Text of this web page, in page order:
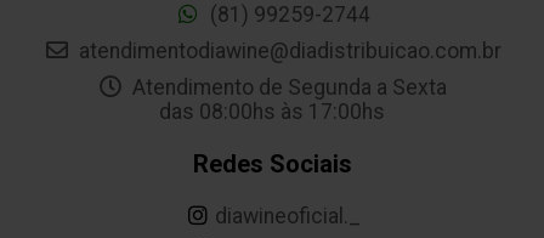
(81) 99259-2744
atendimentodiawine@diadistribuicao.com.br
Atendimento de Segunda a Sexta
das 08:00hs às 17:00hs
Redes Sociais
diawineoficial._